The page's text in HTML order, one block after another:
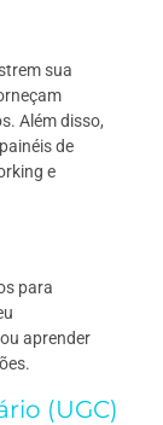
sua
Além disso,
de
e
para
aprender
(UGC)